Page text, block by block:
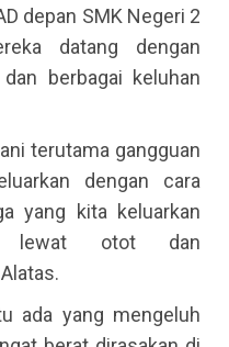
depan SMK Negeri 2
datang dengan
berbagai keluhan
terutama gangguan
dengan cara
yang kita keluarkan
lewat otot dan
ada yang mengeluh